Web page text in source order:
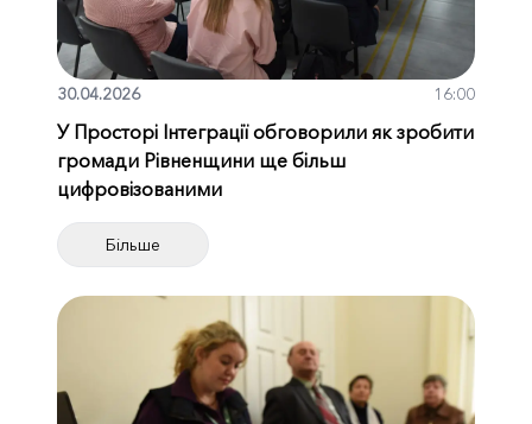
30.04.2026 16:00
У Просторі Інтеграції обговорили як зробити
громади Рівненщини ще більш
цифровізованими
Більше